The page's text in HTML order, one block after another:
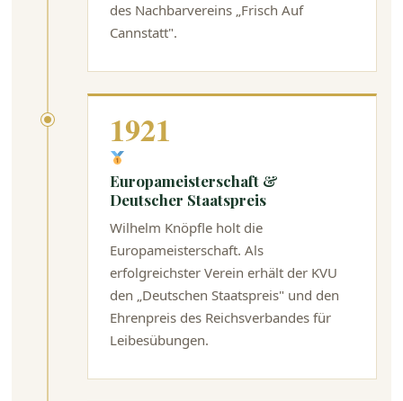
des Nachbarvereins „Frisch Auf
Cannstatt".
1921
Europameisterschaft &
Deutscher Staatspreis
Wilhelm Knöpfle holt die
Europameisterschaft. Als
erfolgreichster Verein erhält der KVU
den „Deutschen Staatspreis" und den
Ehrenpreis des Reichsverbandes für
Leibesübungen.